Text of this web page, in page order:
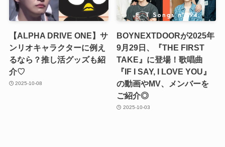
【ALPHA DRIVE ONE】サ
ンリオキャラクターに例え
るなら？推し活グッズも紹
介♡
2025-10-08
BOYNEXTDOORが2025年
9月29日、『THE FIRST
TAKE』に登場！歌唱曲
『IF I SAY, I LOVE YOU』
の動画やMV、メンバーを
ご紹介◎
2025-10-03